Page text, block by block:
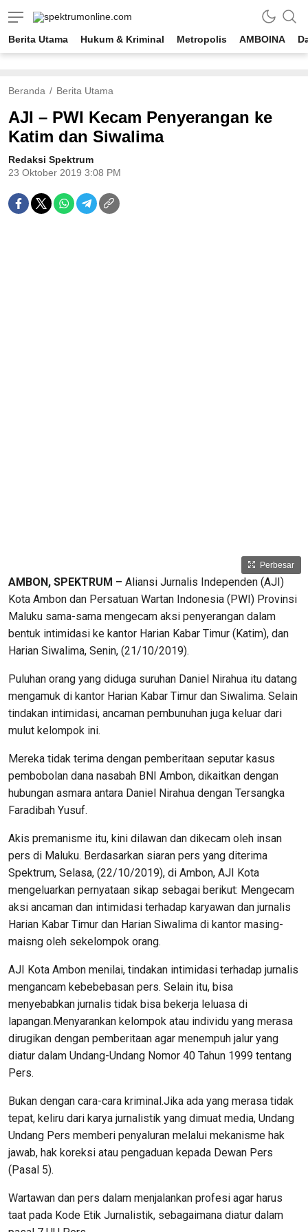
spektrumonline.com
Berita Utama Hukum & Kriminal Metropolis AMBOINA
Beranda Berita Utama
AJI – PWI Kecam Penyerangan ke
Katim dan Siwalima
Redaksi Spektrum
23 Oktober 2019 3:08 PM
Perbesar
AMBON, SPEKTRUM – Aliansi Jurnalis Independen (AJI)
Kota Ambon dan Persatuan Wartan Indonesia (PWI) Provinsi
Maluku sama-sama mengecam aksi penyerangan dalam
bentuk intimidasi ke kantor Harian Kabar Timur (Katim), dan
Harian Siwalima, Senin, (21/10/2019).
Puluhan orang yang diduga suruhan Daniel Nirahua itu datang
mengamuk di kantor Harian Kabar Timur dan Siwalima. Selain
tindakan intimidasi, ancaman pembunuhan juga keluar dari
mulut kelompok ini.
Mereka tidak terima dengan pemberitaan seputar kasus
pembobolan dana nasabah BNI Ambon, dikaitkan dengan
hubungan asmara antara Daniel Nirahua dengan Tersangka
Faradibah Yusuf.
Akis premanisme itu, kini dilawan dan dikecam oleh insan
pers di Maluku. Berdasarkan siaran pers yang diterima
Spektrum, Selasa, (22/10/2019), di Ambon, AJI Kota
mengeluarkan pernyataan sikap sebagai berikut: Mengecam
aksi ancaman dan intimidasi terhadap karyawan dan jurnalis
Harian Kabar Timur dan Harian Siwalima di kantor masing-
maisng oleh sekelompok orang.
AJI Kota Ambon menilai, tindakan intimidasi terhadap jurnalis
mengancam kebebebasan pers. Selain itu, bisa
menyebabkan jurnalis tidak bisa bekerja leluasa di
lapangan.Menyarankan kelompok atau individu yang merasa
dirugikan dengan pemberitaan agar menempuh jalur yang
diatur dalam Undang-Undang Nomor 40 Tahun 1999 tentang
Pers.
Bukan dengan cara-cara kriminal.Jika ada yang merasa tidak
tepat, keliru dari karya jurnalistik yang dimuat media, Undang
Undang Pers memberi penyaluran melalui mekanisme hak
jawab, hak koreksi atau pengaduan kepada Dewan Pers
(Pasal 5).
Wartawan dan pers dalam menjalankan profesi agar harus
taat pada Kode Etik Jurnalistik, sebagaimana diatur dalam